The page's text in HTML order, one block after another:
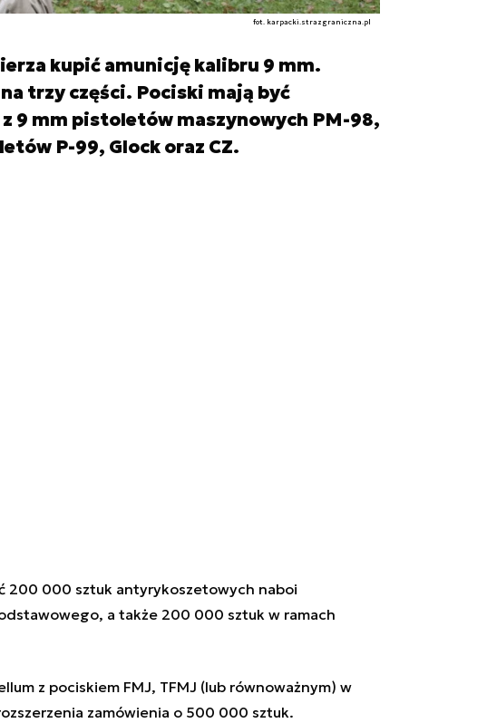
fot. karpacki.strazgraniczna.pl
kupić amunicję kalibru 9 mm.
trzy części. Pociski mają być
9 mm pistoletów maszynowych PM-98,
P-99, Glock oraz CZ.
200 000 sztuk antyrykoszetowych naboi
a także 200 000 sztuk w ramach
z pociskiem FMJ, TFMJ (lub równoważnym) w
zamówienia o 500 000 sztuk.